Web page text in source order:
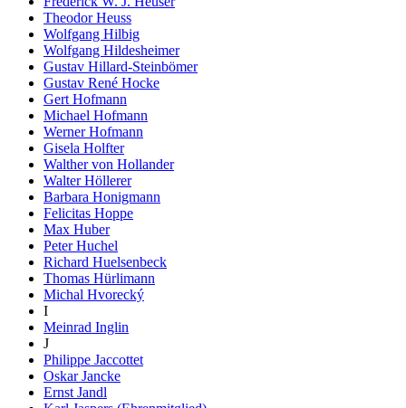
Theodor Heuss
Wolfgang Hilbig
Wolfgang Hildesheimer
Gustav Hillard-Steinbömer
Gustav René Hocke
Gert Hofmann
Michael Hofmann
Werner Hofmann
Gisela Holfter
Walther von Hollander
Walter Höllerer
Barbara Honigmann
Felicitas Hoppe
Max Huber
Peter Huchel
Richard Huelsenbeck
Thomas Hürlimann
Michal Hvorecký
I
Meinrad Inglin
J
Philippe Jaccottet
Oskar Jancke
Ernst Jandl